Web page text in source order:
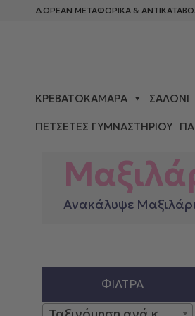
ΔΩΡΕΑΝ ΜΕΤΑΦΟΡΙΚΑ &
ΚΡΕΒΑΤΟΚΆΜΑΡΑ ΣΑΛΌΝΙ
ΠΕΤΣΈΤΕΣ ΓΥΜΝΑΣΤΗΡΊΟΥ
Ανακάλυψε
ΦΊΛΤΡΑ